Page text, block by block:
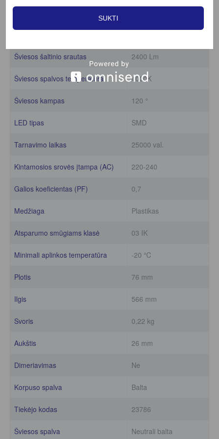
Šviesos šaltinio srautas 2400 Lm
Šviesos spalvos temperatūra 4000K
Šviesos kampas 120 °
LED tipas SMD
Tarnavimo laikas 25000 val.
Kintamosios srovės įtampa (AC) 220-240
Galios koeficientas (PF) 0,7
Medžiaga Plastikas
Atsparumo smūgiams klasė 03 IK
Minimali aplinkos temperatūra -20 ℃
Plotis 76 mm
Ilgis 566 mm
Svoris 0,22 kg
Aukštis 26 mm
Dimeriavimas Ne
Korpuso spalva Balta
Tiekėjo kodas 23786
Šviesos spalva Neutrali balta
SUKTI